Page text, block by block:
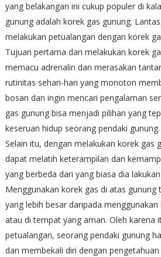
yang belakangan ini cukup populer di
gunung adalah korek gas gunung.
melakukan petualangan dengan korek
Tujuan pertama dari melakukan korek
memacu adrenalin dan merasakan
rutinitas sehari-hari yang monoton
bosan dan ingin mencari pengalaman
gas gunung bisa menjadi pilihan yang
keseruan hidup seorang pendaki gunung.
Selain itu, dengan melakukan korek gas
dapat melatih keterampilan dan
yang berbeda dari yang biasa dia
Menggunakan korek gas di atas gunung
yang lebih besar daripada
atau di tempat yang aman. Oleh karena
petualangan, seorang pendaki gunung
dan membekali diri dengan